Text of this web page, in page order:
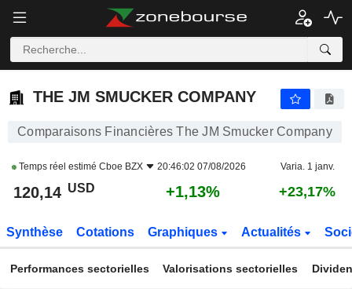
THE JM SMUCKER COMPANY
Comparaisons Financières The JM Smucker Company
Temps réel estimé Cboe BZX 20:46:02 07/08/2026 Varia. 1 janv.
120,14 USD +1,13% +23,17%
Synthèse Cotations Graphiques Actualités
Performances sectorielles Valorisations sectorielles